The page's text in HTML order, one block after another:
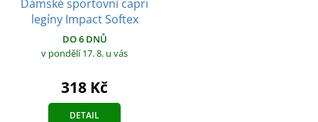
Dámské sportovní capri
legíny Impact Softex
DO 6 DNŮ
v pondělí 17. 8. u vás
318 Kč
DETAIL